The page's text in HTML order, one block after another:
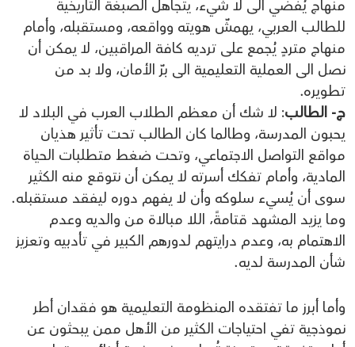
منهاج يُفضي الى لا شيء، يتجاهل الصبغة التاريخية
للطالب العربي، يهمشّ هويته وواقعه، ومستقبله، وأمام
منهاج متردٍ يُجمع على ترديه كافة المراقبين، لا يمكن أن
نصل الى العملية التعليمية الى برّ الأمان، ولا بد من
تطويره.
ج- الطالب: لا شك أن معظم الطلاب العرب في البلاد لا
يحبون المدرسة، وطالما كان الطالب تحت تأثير هذيان
مواقع التواصل الاجتماعي، وتحت ضغط متطلبات الحياة
المادية، وأمام تفكك أسرته لا يمكن أن نتوقع منه الكثير
سوى أن يُسيء سلوكه وأن لا يفهم دوره ليفقد مستقبله.
وما يزيد المشهد قتامةً، اللا مبالاة من والديه وعدم
الاهتمام به، وعدم درايتهم لدورهم الكبير في تأدبيه وتعزيز
شأن المدرسة لديه.
وأما أبرز ما تفتقده المنظومة التعليمية هو فقدان أطر
نموذجية تفي احتياجات الكثير من الأهل ممن يبحثون عن